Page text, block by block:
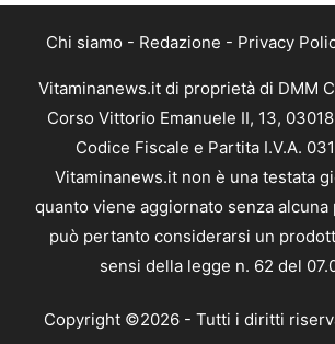
Chi siamo - Redazione - Privacy
Vitaminanews.it di proprietà di DMM
Corso Vittorio Emanuele II, 13,
Codice Fiscale e Partita I.V.A.
Vitaminanews.it non è una testata
quanto viene aggiornato senza alcuna
può pertanto considerarsi un
sensi della legge n. 62 del
Copyright ©2026 - Tutti i diritti